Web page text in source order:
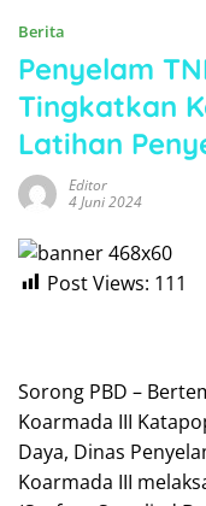
Berita
Penyelam
Tingkatkan
Latihan
Editor
4 Juni 2024
Post Views: 111
Sorong PBD –
Koarmada III
Daya, Dinas
Koarmada III